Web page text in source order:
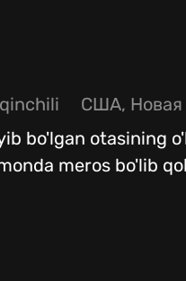
США, Новая
bo'lgan otasining
meros bo'lib